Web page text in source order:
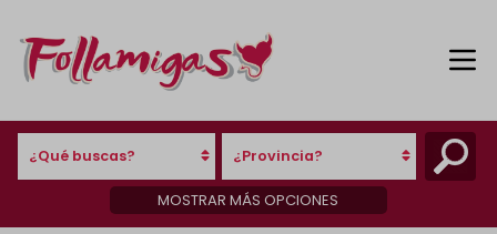
¿Qué buscas? ¿Provincia?
MOSTRAR MÁS OPCIONES